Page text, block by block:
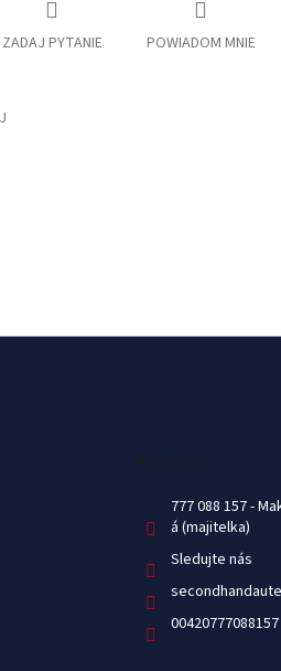
ZADAJ PYTANIE POWIADOM MNIE
Kontakt
777 088 157
Sledujte nás
00420777088157